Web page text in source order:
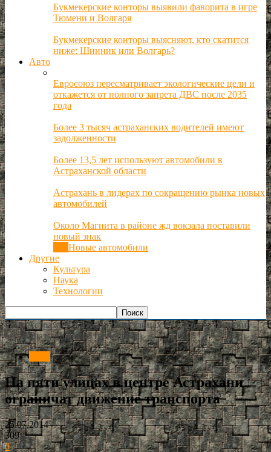
Букмекерские конторы выявили фаворита в игре
Тюмени и Волгаря
Букмекерские конторы выясняют, кто скатится
ниже: Шинник или Волгарь?
Авто
Евросоюз пересматривает экологические цели и
откажется от полного запрета ДВС после 2035
года
Более 3 тысяч астраханских водителей имеют
задолженности
Более 13,5 лет используют автомобили в
Астраханской области
Астрахань в лидерах по сокращению рынка новых
автомобилей
Около Магнита в районе жд вокзала поставили
новый знак
Новые автомобили
Другие
Культура
Наука
Технологии
РИА Астрахань Авто На пяти улицах в центре Астрахани
ограничат движение транспорта
На пяти улицах в центре Астрахани
ограничат движение транспорта
25.07.2014
309
0